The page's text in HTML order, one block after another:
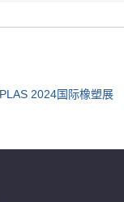
2024国际橡塑展